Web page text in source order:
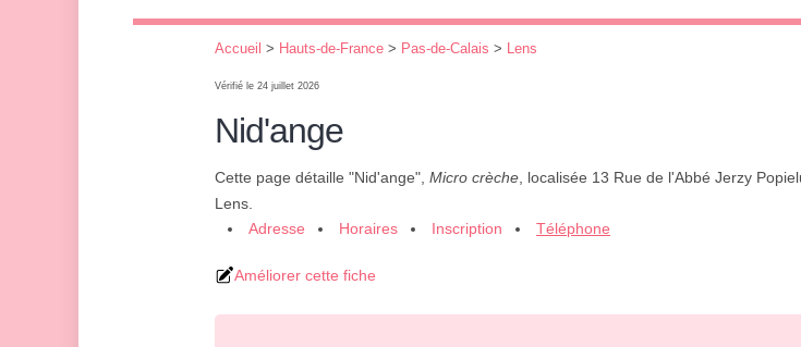
Accueil > Hauts-de-France > Pas-de-Calais > Lens
Vérifié le 24 juillet 2026
Nid'ange
Cette page détaille "Nid'ange", Micro crèche , localisée 13 Rue de l'Abbé Jerzy
Lens.
Adresse
Horaires Inscription Téléphone
Améliorer cette fiche